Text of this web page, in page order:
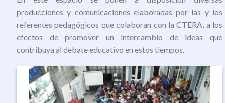
producciones y comunicaciones elaboradas por las y los
referentes pedagógicos que colaboran con la CTERA, a los
efectos de promover un intercambio de ideas que
contribuya al debate educativo en estos tiempos.